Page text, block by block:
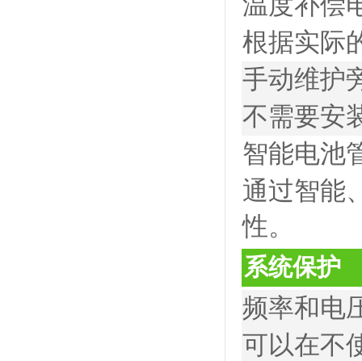
根据实际
手动维护
不需要安
智能电池
通过智能
性。
系统保护
频率和电
可以在不